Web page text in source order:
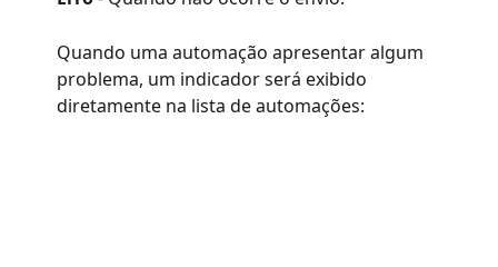
Quando uma automação apresentar algum
problema, um indicador será exibido
diretamente na lista de automações: